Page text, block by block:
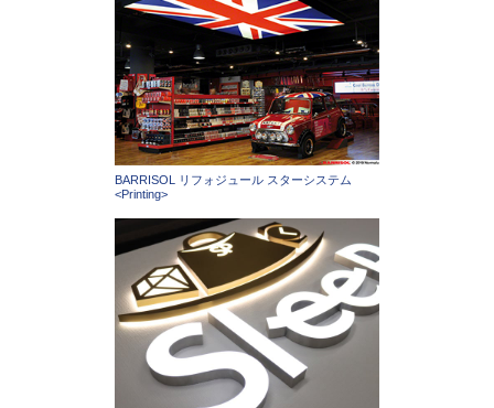
BARRISOL リフォジュール スターシステム
<Printing>